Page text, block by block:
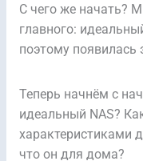
С чего же начать?
главного:
поэтому появилась
Теперь начнём с
идеальный NAS?
характеристиками
что он для дома?